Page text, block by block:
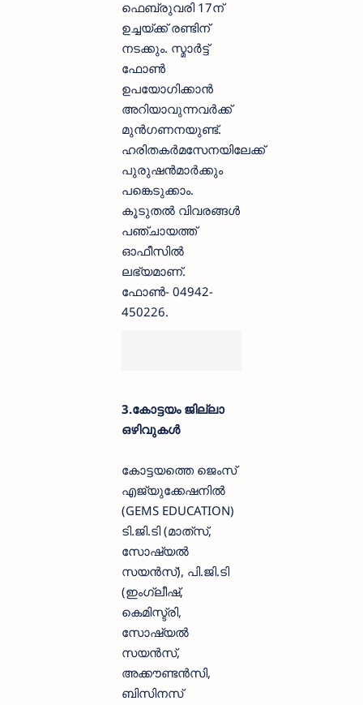
ഫെബ്രുവരി 17ന്
ഉച്ചയ്ക്ക് രണ്ടിന്
നടക്കും. സ്മാര്‍ട്ട്
ഫോണ്‍
ഉപയോഗിക്കാന്‍
അറിയാവുന്നവര്‍ക്ക്
മുന്‍ഗണനയുണ്ട്.
ഹരിതകര്‍മസേനയിലേക്ക്
പുരുഷന്‍മാര്‍ക്കും
പങ്കെടുക്കാം.
കൂടുതല്‍ വിവരങ്ങള്‍
പഞ്ചായത്ത്
ഓഫീസില്‍
ലഭ്യമാണ്.
ഫോണ്‍- 04942-
450226.
3.കോട്ടയം ജില്ലാ
ഒഴിവുകൾ
കോട്ടയത്തെ ജെംസ്
എജ്യുക്കേഷനിൽ
(GEMS EDUCATION)
ടി.ജി.ടി (മാത്‌സ്,
സോഷ്യൽ
സയൻസ്), പി.ജി.ടി
(ഇംഗ്ലീഷ്,
കെമിസ്ട്രി,
സോഷ്യൽ
സയൻസ്,
അക്കൗണ്ടൻസി,
ബിസിനസ്